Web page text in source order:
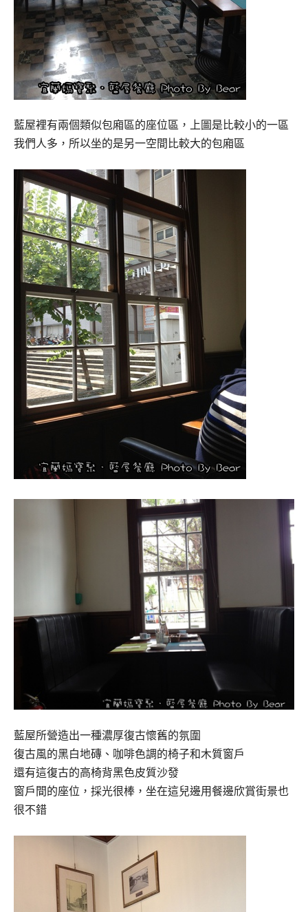
藍屋裡有兩個類似包廂區的座位區，上圖是比較小的一區
我們人多，所以坐的是另一空間比較大的包廂區
藍屋所營造出一種濃厚復古懷舊的氛圍
復古風的黑白地磚、咖啡色調的椅子和木質窗戶
還有這復古的高椅背黑色皮質沙發
窗戶間的座位，採光很棒，坐在這兒邊用餐邊欣賞街景也
很不錯